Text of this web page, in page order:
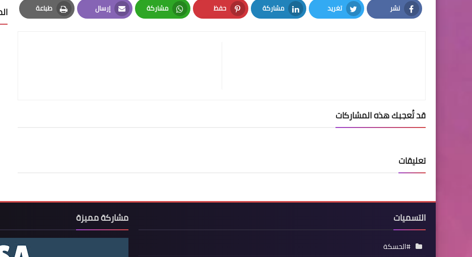
نشر
Facebook
تغريد
Twitter
مشاركة
LinkedIn
حفظ
Pinterest
مشاركة
Whatsapp
إرسال
Email
طباعة
Print
قد تُعجبك هذه المشاركات
تعليقات
التسميات
#الحسكة
مشاركة مميزة